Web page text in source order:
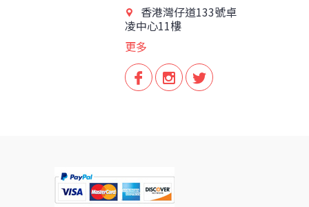
香港灣仔道133號卓
凌中心11樓
更多